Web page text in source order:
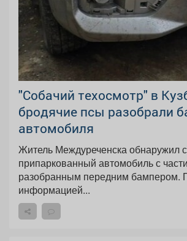
"Собачий техосмотр" в
бродячие псы разобрали
автомобиля
Житель Междуреченска обнаружил
припаркованный автомобиль с
разобранным передним бампером. Пост с
информацией...